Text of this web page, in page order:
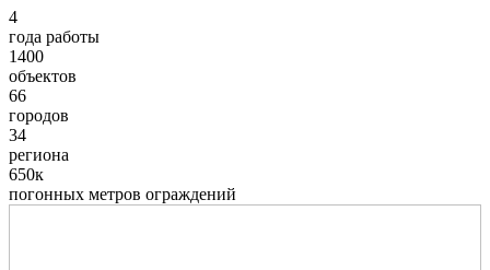
4
года работы
1400
объектов
66
городов
34
региона
650к
погонных метров ограждений